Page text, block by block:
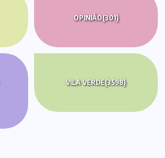
OPINIÃO(301)
VILA VERDE(3598)